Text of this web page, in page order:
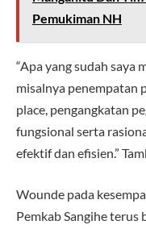
Pemukiman NH
“Apa yang sudah saya
misalnya penempatan
place, pengangkatan
fungsional serta
efektif dan efisien.”
Wounde pada
Pemkab Sangihe